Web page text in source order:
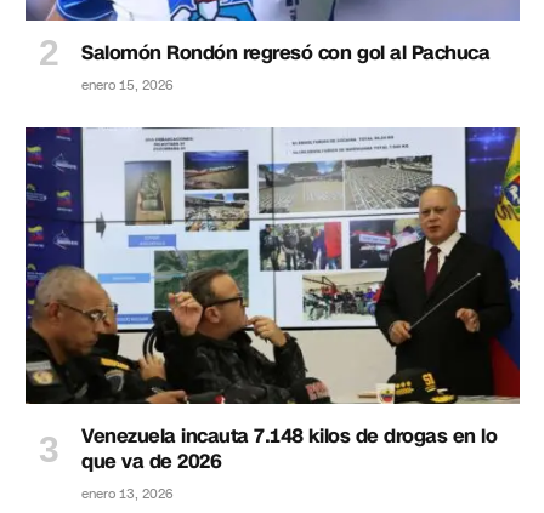
Salomón Rondón regresó con gol al Pachuca
enero 15, 2026
Venezuela incauta 7.148 kilos de drogas en lo
que va de 2026
enero 13, 2026